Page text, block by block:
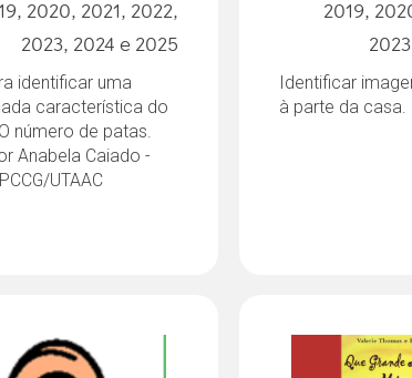
2019,
Identificar
à parte da casa.
2020, 2021, 2022,
2023, 2024 e 2025
identificar uma
característica do
número de patas.
Anabela Caiado -
UTAAC